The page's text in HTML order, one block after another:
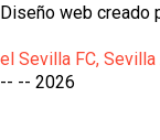
Diseño web creado
el Sevilla FC,
-- -- 2026